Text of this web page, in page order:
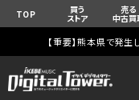
TOP 買う
ストア
売る
中古買
【重要】熊本県で発